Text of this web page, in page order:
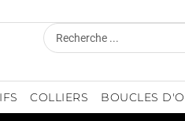
COLLIERS BOUCLES